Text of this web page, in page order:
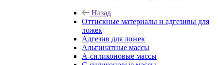
Назад
Оттискные материалы и адгезивы для
ложек
Адгезив для ложек
Альгинатные массы
А-силиконовые массы